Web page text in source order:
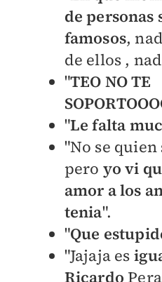
de personas
famosos,
de ellos ,
"TEO NO TE
"Le falta
"No se quien
pero yo vi
amor a los
tenia".
"Que
"Jajaja es
Ricardo